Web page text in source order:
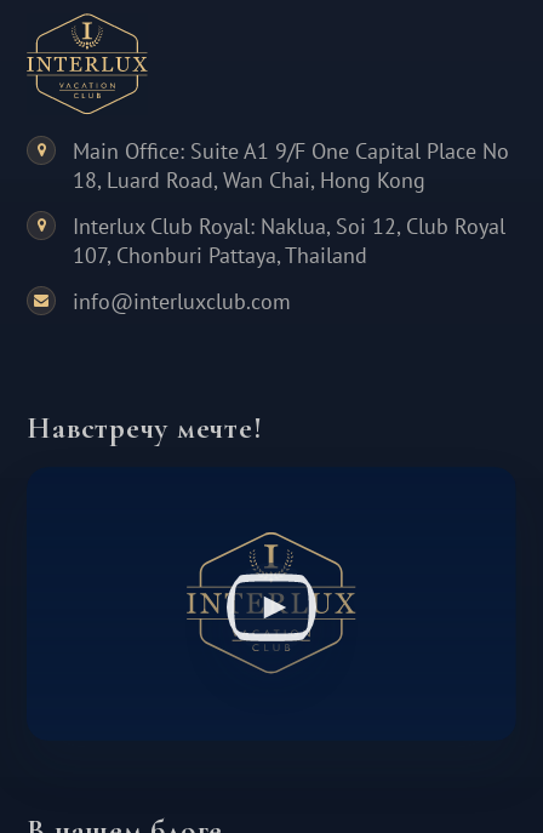
Main Office: Suite A1 9/F One Capital Place No
18, Luard Road, Wan Chai, Hong Kong
Interlux Club Royal: Naklua, Soi 12, Club Royal
107, Chonburi Pattaya, Thailand
info@interluxclub.com
Навстречу мечте!